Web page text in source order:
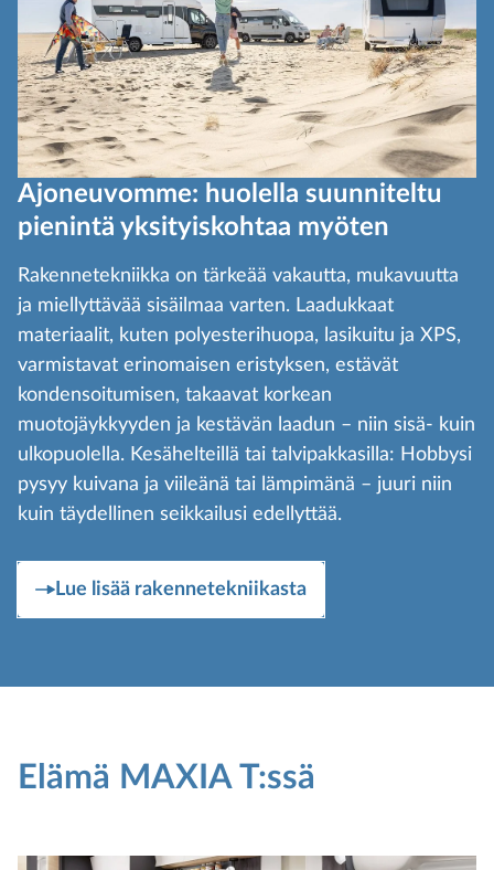
Ajoneuvomme: huolella suunniteltu
pienintä yksityiskohtaa myöten
Rakennetekniikka on tärkeää vakautta, mukavuutta
ja miellyttävää sisäilmaa varten. Laadukkaat
materiaalit, kuten polyesterihuopa, lasikuitu ja XPS,
varmistavat erinomaisen eristyksen, estävät
kondensoitumisen, takaavat korkean
muotojäykkyyden ja kestävän laadun – niin sisä- kuin
ulkopuolella. Kesähelteillä tai talvipakkasilla: Hobbysi
pysyy kuivana ja viileänä tai lämpimänä – juuri niin
kuin täydellinen seikkailusi edellyttää.
Lue lisää rakennetekniikasta
Elämä MAXIA T:ssä